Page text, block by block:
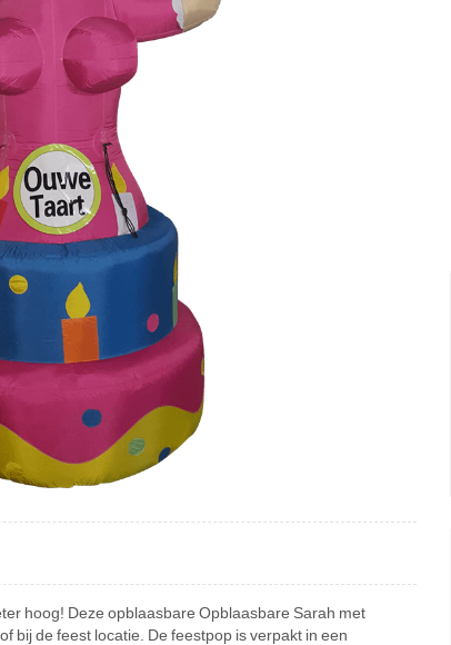
hoog! Deze opblaasbare Opblaasbare Sarah met
bij de feest locatie. De feestpop is verpakt in een